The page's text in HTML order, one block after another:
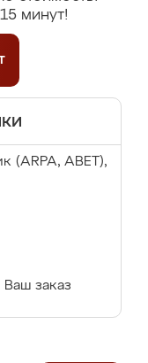
минут!
ABET),
заказ